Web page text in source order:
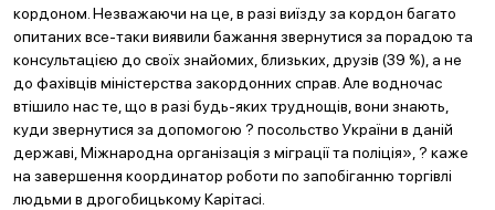
кордоном. Незважаючи на це, в разі виїзду за кордон багато
опитаних все-таки виявили бажання звернутися за порадою та
консультацією до своїх знайомих, близьких, друзів (39 %), а не
до фахівців міністерства закордонних справ. Але водночас
втішило нас те, що в разі будь-яких труднощів, вони знають,
куди звернутися за допомогою ? посольство України в даній
державі, Міжнародна організація з міграції та поліція», ? каже
на завершення координатор роботи по запобіганню торгівлі
людьми в дрогобицькому Карітасі.